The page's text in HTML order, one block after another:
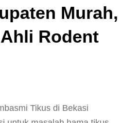
Murah,
Rodent
Tikus di Bekasi